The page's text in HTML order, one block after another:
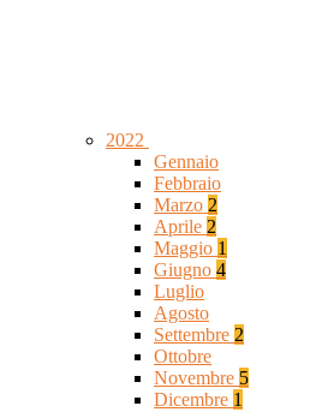
2022
Gennaio
Febbraio
Marzo 2
Aprile 2
Maggio 1
Giugno 4
Luglio
Agosto
Settembre 2
Ottobre
Novembre 5
Dicembre 1